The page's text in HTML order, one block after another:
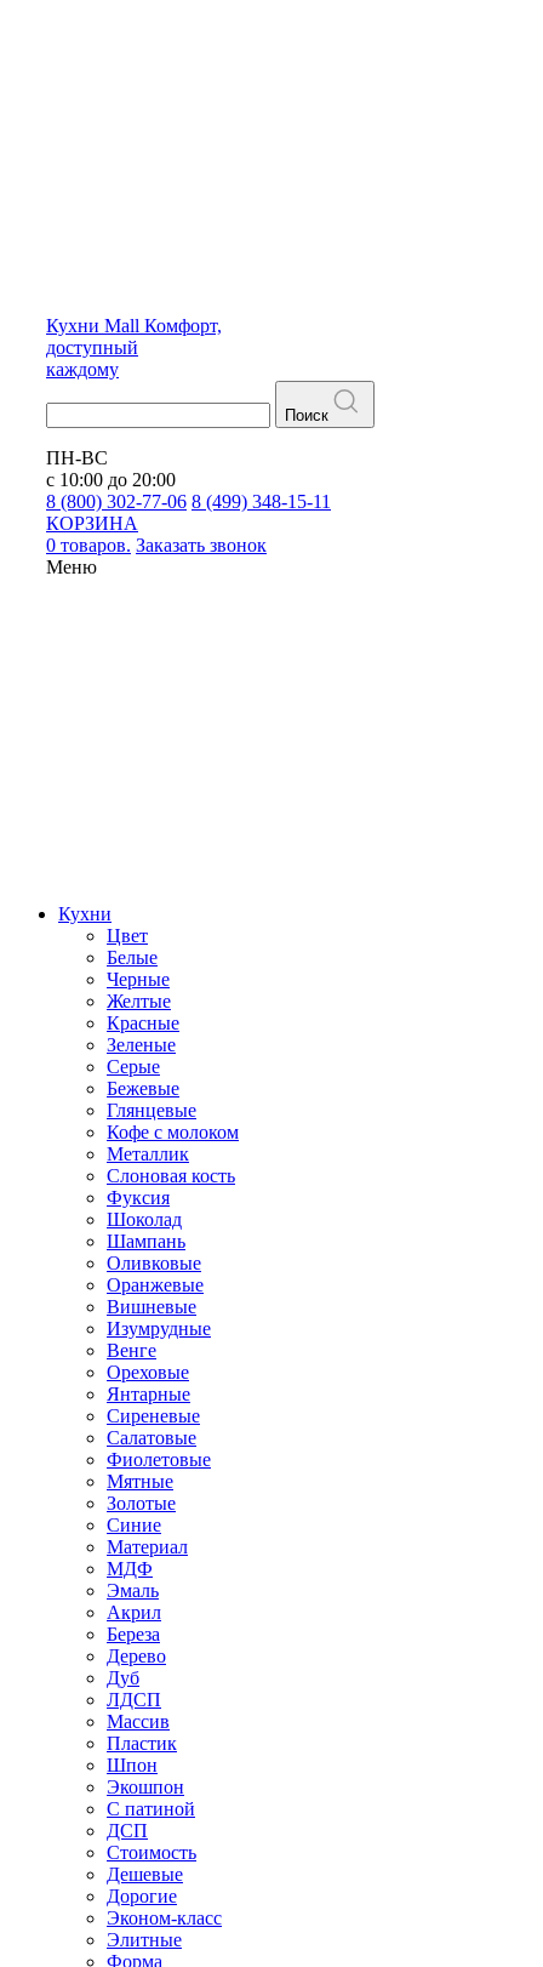
Кухни Mall Комфорт,
доступный
каждому
Поиск
ПН-ВС
с 10:00 до 20:00
8 (800) 302-77-06 8 (499) 348-15-11
КОРЗИНА
0 товаров. Заказать звонок
Меню
Кухни
Цвет
Белые
Черные
Желтые
Красные
Зеленые
Серые
Бежевые
Глянцевые
Кофе с молоком
Металлик
Слоновая кость
Фуксия
Шоколад
Шампань
Оливковые
Оранжевые
Вишневые
Изумрудные
Венге
Ореховые
Янтарные
Сиреневые
Салатовые
Фиолетовые
Мятные
Золотые
Синие
Материал
МДФ
Эмаль
Акрил
Береза
Дерево
Дуб
ЛДСП
Массив
Пластик
Шпон
Экошпон
С патиной
ДСП
Стоимость
Дешевые
Дорогие
Эконом-класс
Элитные
Форма